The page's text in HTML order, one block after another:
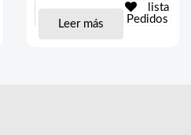
Leer más
lista
Pedidos